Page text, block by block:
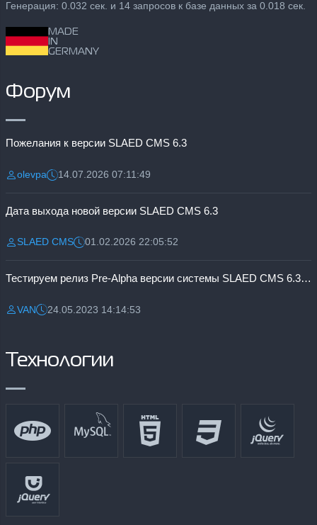
Генерация: 0.032 сек. и 14 запросов к базе данных за 0.018 сек.
MADE
IN
GERMANY
Форум
Пожелания к версии SLAED CMS 6.3
Разместил:
olevpaДата:14.07.2026 07:11:49
Дата выхода новой версии SLAED CMS 6.3
Разместил:
SLAED CMSДата:01.02.2026 22:05:52
Тестируем релиз Pre-Alpha версии системы SLAED CMS 6.3 Pro
Разместил:
VANДата:24.05.2023 14:14:53
Технологии